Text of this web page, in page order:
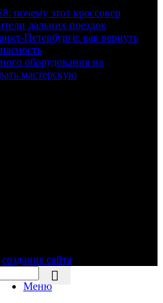
почему этот кроссовер
дальних поездок
как вернуть
оборудования на
мастерскую
создание сайта
Меню